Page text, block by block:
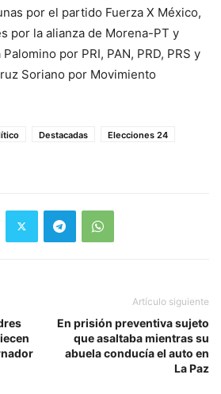
por el partido Fuerza X México,
por la alianza de Morena-PT y
por PRI, PAN, PRD, PRS y
Soriano por Movimiento
Destacadas
Elecciones 24
Artículo siguiente
En prisión preventiva sujeto
que asaltaba mientras su
abuela conducía el auto en
La Paz